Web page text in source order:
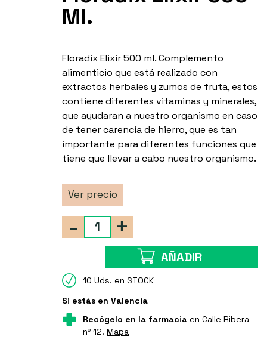
Ml.
Floradix Elixir 500 ml. Complemento
alimenticio que está realizado con
extractos herbales y zumos de fruta, estos
contiene diferentes vitaminas y minerales,
que ayudaran a nuestro organismo en caso
de tener carencia de hierro, que es tan
importante para diferentes funciones que
tiene que llevar a cabo nuestro organismo.
Ver precio
+
-
AÑADIR
10 Uds. en STOCK
Si estás en Valencia
Recógelo en la farmacia en Calle Ribera
nº 12.Mapa